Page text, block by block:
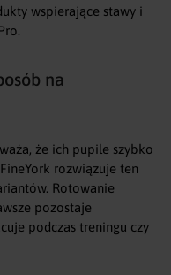
wspierające stawy i
.
na
że ich pupile szybko
rozwiązuje ten
Rotowanie
pozostaje
podczas treningu czy